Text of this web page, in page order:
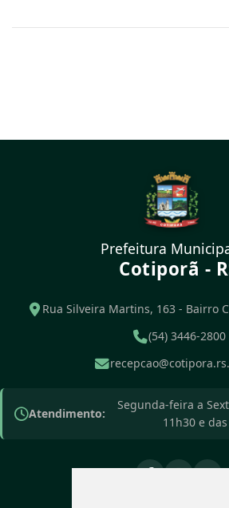
Prefeitura
Cotiporã -
Rua Silveira Martins, 163 - Bairro
(54) 3446-2800
Atendimento:
Segunda-feira a
11h30 e